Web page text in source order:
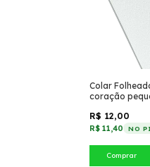
Colar
coração
R$ 12,00
R$ 11,40 NO
Comprar